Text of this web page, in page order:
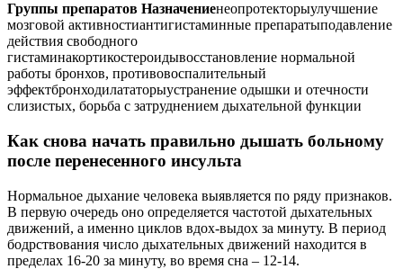
Группы препаратов Назначениенеопротекторыулучшение
мозговой активностиантигистаминные препаратыподавление
действия свободного
гистаминакортикостероидывосстановление нормальной
работы бронхов, противовоспалительный
эффектбронходилататорыустранение одышки и отечности
слизистых, борьба с затруднением дыхательной функции
Как снова начать правильно дышать больному
после перенесенного инсульта
Нормальное дыхание человека выявляется по ряду признаков.
В первую очередь оно определяется частотой дыхательных
движений, а именно циклов вдох-выдох за минуту. В период
бодрствования число дыхательных движений находится в
пределах 16-20 за минуту, во время сна – 12-14.